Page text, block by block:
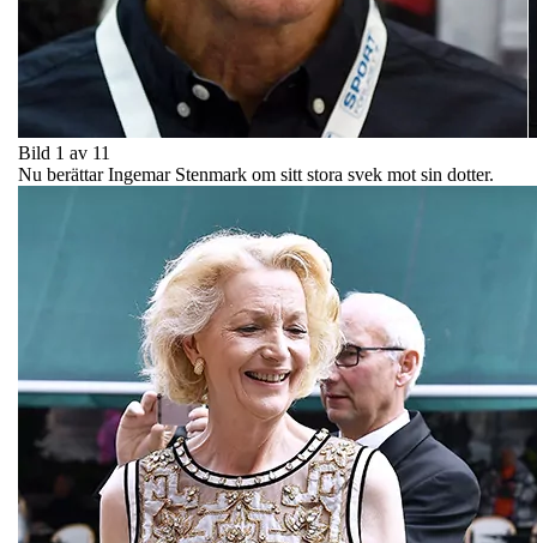
Bild 1 av 11
Nu berättar Ingemar Stenmark om sitt stora svek mot sin dotter.